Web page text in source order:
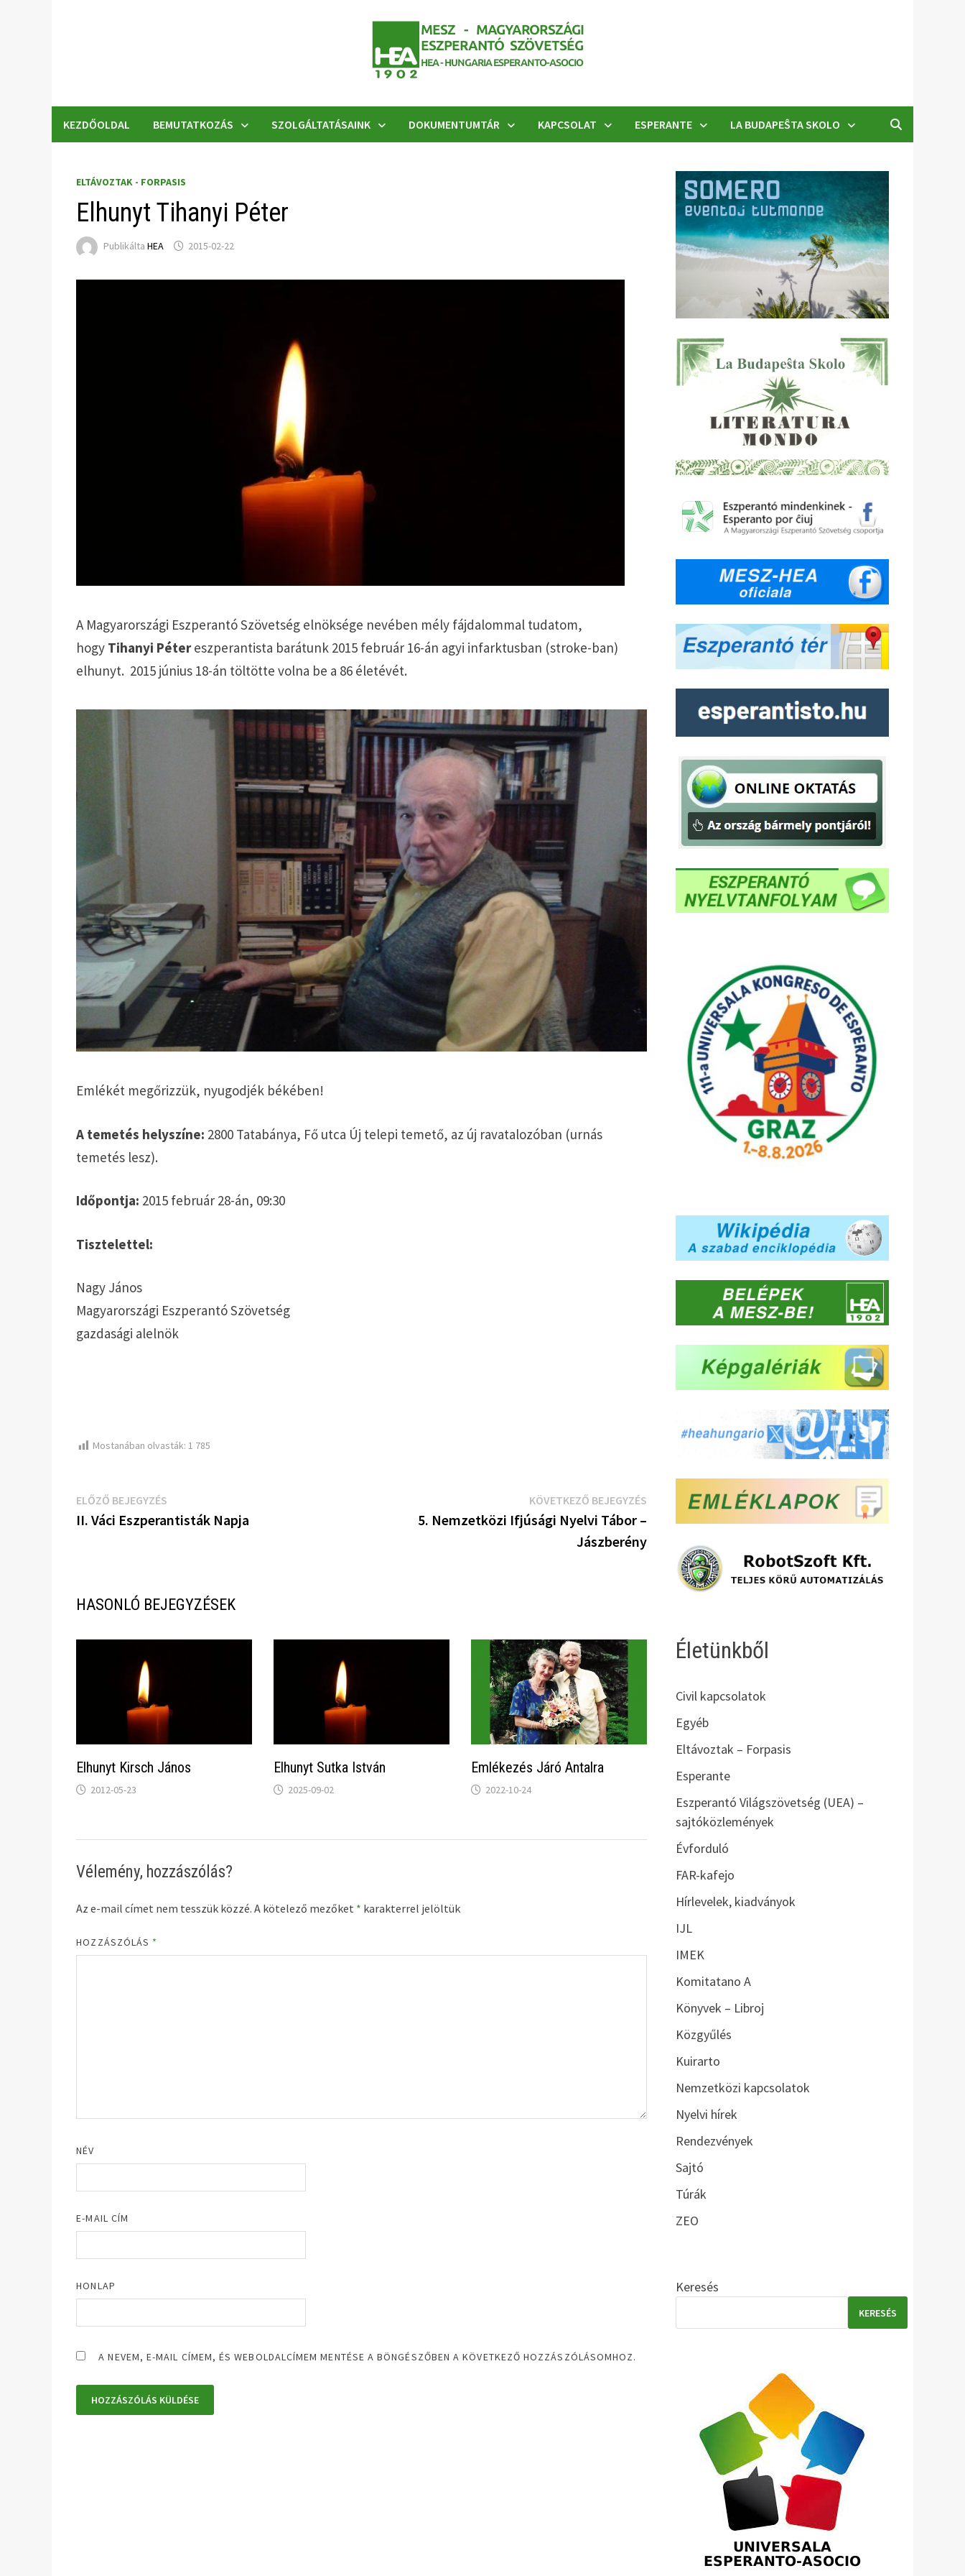
KEZDŐOLDAL BEMUTATKOZÁS SZOLGÁLTATÁSAINK DOKUMENTUMTÁR KAPCSOLAT ESPERANTE LA BUDAPEŜTA SKOLO
ELTÁVOZTAK - FORPASIS
Elhunyt Tihanyi Péter
PublikáltaHEA 2015-02-22
A Magyarországi Eszperantó Szövetség elnöksége nevében mély fájdalommal tudatom,
hogy Tihanyi Pétereszperantista barátunk 2015 február 16-án agyi infarktusban (stroke-ban)
elhunyt. 2015 június 18-án töltötte volna be a 86 életévét.
Emlékét megőrizzük, nyugodjék békében!
A temetés helyszíne: 2800 Tatabánya, Fő utca Új telepi temető, az új ravatalozóban (urnás
temetés lesz).
Időpontja: 2015 február 28-án, 09:30
Tisztelettel:
Nagy János
Magyarországi Eszperantó Szövetség
gazdasági alelnök
Mostanában olvasták: 1 785
Bejegyzés
navigáció
ELŐZŐ BEJEGYZÉS
bejegyzés:
II. Váci Eszperantisták Napja
KÖVETKEZŐ BEJEGYZÉSKövetkező
bejegyzés:
5. Nemzetközi Ifjúsági Nyelvi Tábor –
Jászberény
HASONLÓ BEJEGYZÉSEK
Elhunyt Kirsch János
2012-05-23
Elhunyt Sutka István
2025-09-02
Emlékezés Járó Antalra
2022-10-24
Vélemény, hozzászólás?
Az e-mail címet nem tesszük közzé. A kötelező mezőket * karakterrel jelöltük
HOZZÁSZÓLÁS *
NÉV
E-MAIL CÍM
HONLAP
A NEVEM, E-MAIL CÍMEM, ÉS WEBOLDALCÍMEM MENTÉSE A BÖNGÉSZŐBEN A KÖVETKEZŐ HOZZÁSZÓLÁSOMHOZ.
Életünkből
Civil kapcsolatok
Egyéb
Eltávoztak – Forpasis
Esperante
Eszperantó Világszövetség (UEA) –
sajtóközlemények
Évforduló
FAR-kafejo
Hírlevelek, kiadványok
IJL
IMEK
Komitatano A
Könyvek – Libroj
Közgyűlés
Kuirarto
Nemzetközi kapcsolatok
Nyelvi hírek
Rendezvények
Sajtó
Túrák
ZEO
Keresés
KERESÉS